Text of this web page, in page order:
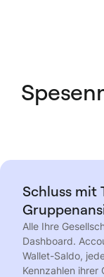
Schluss mit
Alle Ihre
Dashboard.
Wallet-Saldo,
Kennzahlen ihrer